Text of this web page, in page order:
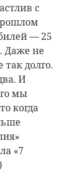
с
— 25
Даже не
долго.
И
мы
когда
«7